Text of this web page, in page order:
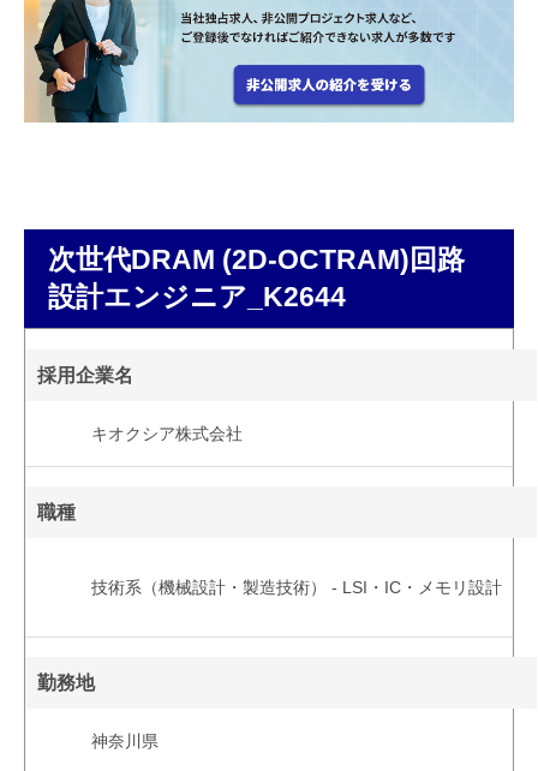
次世代DRAM (2D-OCTRAM)回路
設計エンジニア_K2644
採用企業名
キオクシア株式会社
職種
技術系（機械設計・製造技術） - LSI・IC・メモリ設計
勤務地
神奈川県